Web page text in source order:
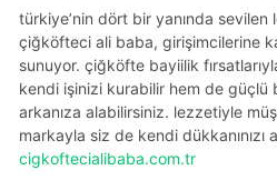
türkiye’nin dört bir yanında
çiğköfteci ali baba, girişimcilerine
sunuyor. çiğköfte bayiilik
kendi işinizi kurabilir hem de güçlü
arkanıza alabilirsiniz. lezzetiyle
markayla siz de kendi dükkanınızı
cigkoftecialibaba.com.tr